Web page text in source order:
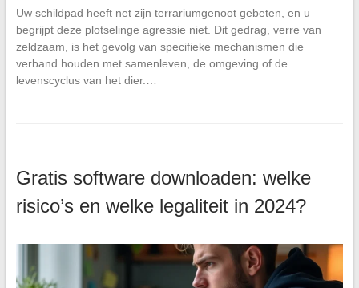
Uw schildpad heeft net zijn terrariumgenoot gebeten, en u
begrijpt deze plotselinge agressie niet. Dit gedrag, verre van
zeldzaam, is het gevolg van specifieke mechanismen die
verband houden met samenleven, de omgeving of de
levenscyclus van het dier.…
Gratis software downloaden: welke
risico’s en welke legaliteit in 2024?